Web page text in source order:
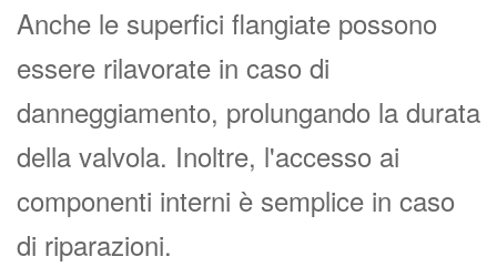
Anche le superfici flangiate possono
essere rilavorate in caso di
danneggiamento, prolungando la durata
della valvola. Inoltre, l'accesso ai
componenti interni è semplice in caso
di riparazioni.